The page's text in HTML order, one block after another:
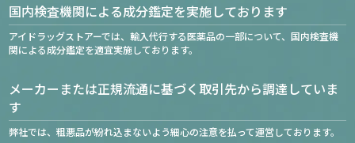
国内検査機関による成分鑑定を実施しております
アイドラッグストアーでは、輸入代行する医薬品の一部について、国内検査機
関による成分鑑定を適宜実施しております。
メーカーまたは正規流通に基づく取引先から調達していま
す
弊社では、粗悪品が紛れ込まないよう細心の注意を払って運営しております。